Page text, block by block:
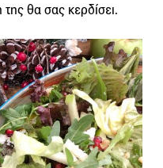
θα σας κερδίσει.